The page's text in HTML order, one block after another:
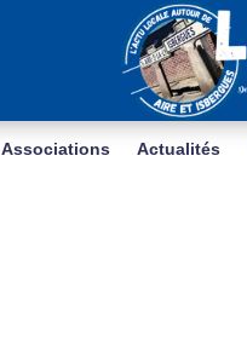
Associations Actualités